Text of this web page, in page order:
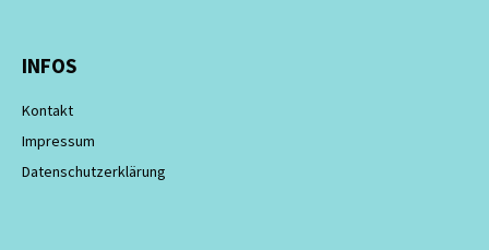
INFOS
Kontakt
Impressum
Datenschutzerklärung